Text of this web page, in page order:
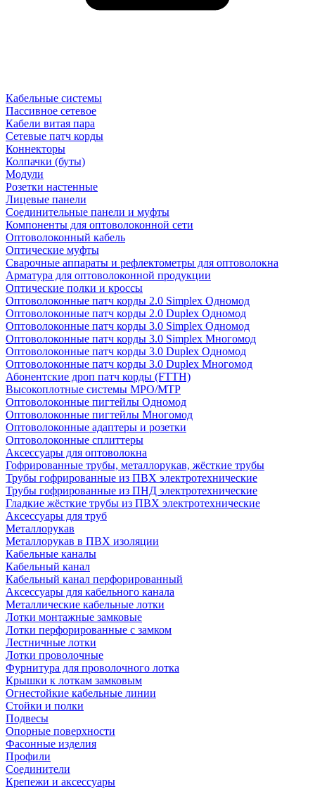
Кабельные системы
Пассивное сетевое
Кабели витая пара
Сетевые патч корды
Коннекторы
Колпачки (буты)
Модули
Розетки настенные
Лицевые панели
Соединительные панели и муфты
Компоненты для оптоволоконной сети
Оптоволоконный кабель
Оптические муфты
Сварочные аппараты и рефлектометры для оптоволокна
Арматура для оптоволоконной продукции
Оптические полки и кроссы
Оптоволоконные патч корды 2.0 Simplex Одномод
Оптоволоконные патч корды 2.0 Duplex Одномод
Оптоволоконные патч корды 3.0 Simplex Одномод
Оптоволоконные патч корды 3.0 Simplex Многомод
Оптоволоконные патч корды 3.0 Duplex Одномод
Оптоволоконные патч корды 3.0 Duplex Многомод
Абонентские дроп патч корды (FTTH)
Высокоплотные системы MPO/MTP
Оптоволоконные пигтейлы Одномод
Оптоволоконные пигтейлы Многомод
Оптоволоконные адаптеры и розетки
Оптоволоконные сплиттеры
Аксессуары для оптоволокна
Гофрированные трубы, металлорукав, жёсткие трубы
Трубы гофрированные из ПВХ электротехнические
Трубы гофрированные из ПНД электротехнические
Гладкие жёсткие трубы из ПВХ электротехнические
Аксессуары для труб
Металлорукав
Металлорукав в ПВХ изоляции
Кабельные каналы
Кабельный канал
Кабельный канал перфорированный
Аксессуары для кабельного канала
Металлические кабельные лотки
Лотки монтажные замковые
Лотки перфорированные с замком
Лестничные лотки
Лотки проволочные
Фурнитура для проволочного лотка
Крышки к лоткам замковым
Огнестойкие кабельные линии
Стойки и полки
Подвесы
Опорные поверхности
Фасонные изделия
Профили
Соединители
Крепежи и аксессуары